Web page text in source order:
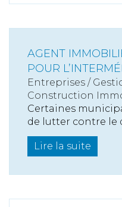
AGENT
POUR
Entreprises /
Construction
Certaines
de lutter contre le
Lire la suite